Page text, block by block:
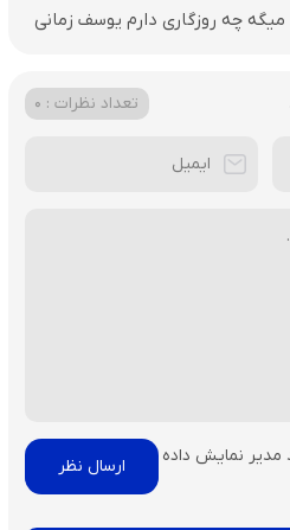
چه روزگاری دارم یوسف زمانی
تعداد نظرات : 0
مدیر نمایش داده